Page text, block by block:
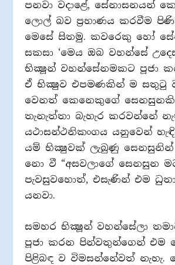
පනවා වදාළේ, සේනාසනයන්
ලොල් බව ප්‍රහාණය කරවීම
මෙසේ සිතමු. කවරෙකු හෝ
සකසා ‘මෙය ඔබ වහන්සේ
භික්‍ෂූන් වහන්සේනමකට පූජා
ඒ භික්‍ෂුව එපමණකින් ම සතුටු
වෙනත් කෙනෙකුගේ
තැනැත්තා බැහැර කරවන්නේ
යථාසන්ථනිකංගය යනුවෙන්
යම් භික්‍ෂුවක් ලැබුණු
නො වී “අසවලාගේ සෙනසුන මට
පැවසුවහොත්, එසැණින් එම
යනවා.
සමහර භික්‍ෂූන් වහන්සේලා
පූජා කරන පින්වතුන්ගෙන් එම
පිළිබඳ ව විමසන්නේවත් නැහැ.